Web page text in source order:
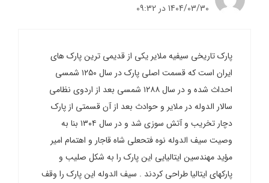
1404/03/30 در 09:32
پارک تاریخی سیفیه ملایر یکی از قدیمی ترین پارک های
ایران است که قسمت اصلی پارک در سال ۱۲۵۰ شمسی
احداث شده و در سال ۱۲۸۸ شمسی بعد از اردوی نظامی
سالار الدوله در ملایر و حوادث بعد از آن قسمتی از پارک
دچار تخریب و آتش سوزی شد و در سال ۱۳۰۴ بنا به
وصیت سيف الدوله نوه فتحعلی شاه قاجار و اهتمام امیر
مؤید مهندسین ایتالیایی این پارک را به شکل صلیب و
پارکهای ایتالیا طراحی کردند . سيف الدوله این پارک را وقف